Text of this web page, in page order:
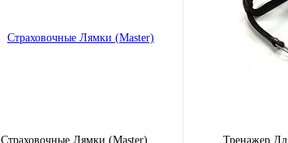
Страховочные Лямки (Master) Тренажер